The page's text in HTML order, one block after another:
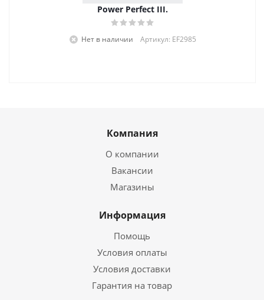
Power Perfect III.
Нет в наличии Артикул: EF2985
Компания
О компании
Вакансии
Магазины
Информация
Помощь
Условия оплаты
Условия доставки
Гарантия на товар